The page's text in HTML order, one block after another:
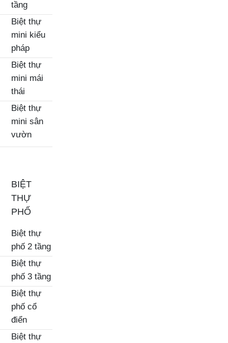
tầng
Biệt thự
mini kiểu
pháp
Biệt thự
mini mái
thái
Biệt thự
mini sân
vườn
BIỆT
THỰ
PHỐ
Biệt thự
phố 2 tầng
Biệt thự
phố 3 tầng
Biệt thự
phố cổ
điển
Biệt thự